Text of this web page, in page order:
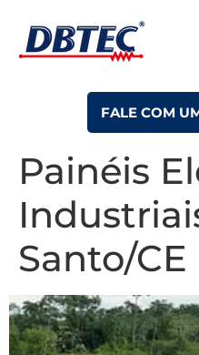
FALE COM
Painéis
Santo/CE